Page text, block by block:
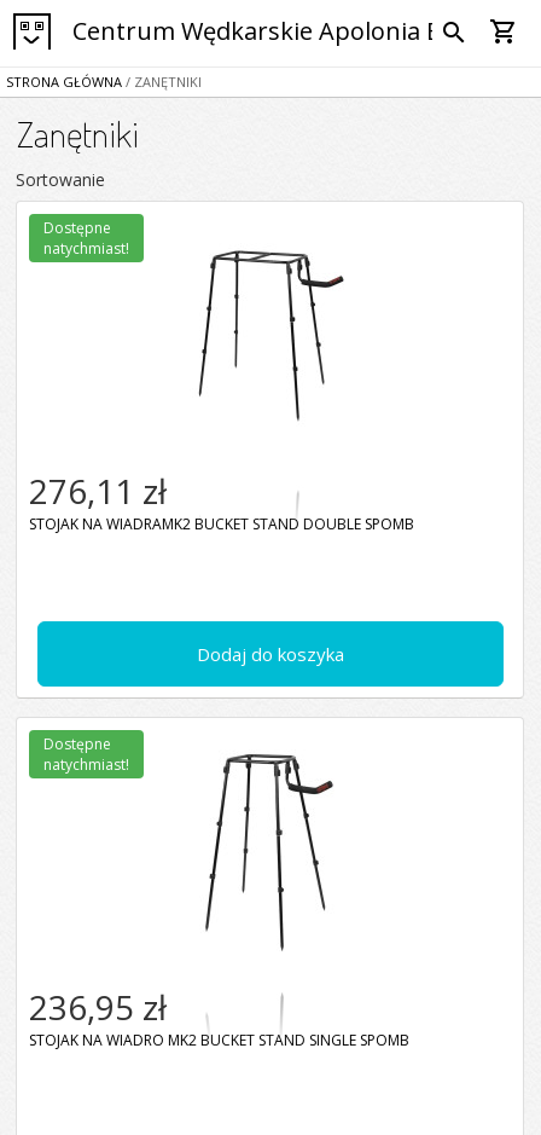
Centrum Wędkarskie Apolonia Bytom
search shopping_cart
STRONA GŁÓWNA / ZANĘTNIKI
Zanętniki
Sortowanie
Dodaj do koszyka
276,11 zł
STOJAK NA WIADRAMK2 BUCKET STAND DOUBLE SPOMB
Dostępne
natychmiast!
236,95 zł
STOJAK NA WIADRO MK2 BUCKET STAND SINGLE SPOMB
Dostępne
natychmiast!